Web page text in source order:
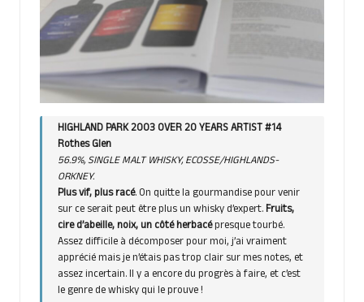
HIGHLAND PARK 2003 OVER 20 YEARS ARTIST #14
Rothes Glen
56.9%, SINGLE MALT WHISKY, ECOSSE/HIGHLANDS-
ORKNEY.
Plus vif, plus racé. On quitte la gourmandise pour venir
sur ce serait peut être plus un whisky d’expert.Fruits,
cire d’abeille, noix, un côté herbacépresque tourbé.
Assez difficile à décomposer pour moi, j’ai vraiment
apprécié mais je n’étais pas trop clair sur mes notes, et
assez incertain. Il y a encore du progrès à faire, et c’est
le genre de whisky qui le prouve !